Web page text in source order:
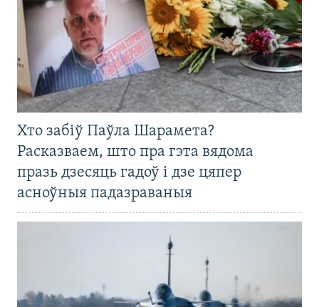
Хто забіў Паўла Шарамета?
Расказваем, што пра гэта вядома
празь дзесяць гадоў і дзе цяпер
асноўныя падазраваныя